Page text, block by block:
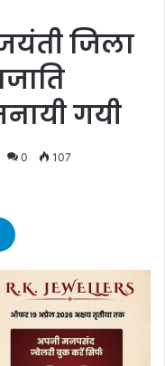
जिला
गयी
0 107